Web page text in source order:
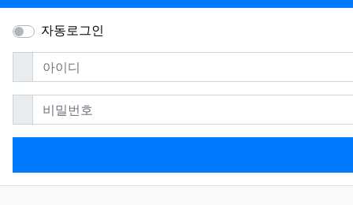
자동로그인
아이디필수
비밀번호필수